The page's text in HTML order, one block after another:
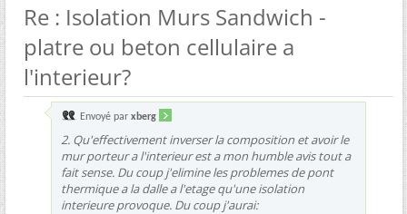
Re : Isolation Murs Sandwich -
platre ou beton cellulaire a
l'interieur?
Envoyé par xberg
2. Qu'effectivement inverser la composition et avoir le
mur porteur a l'interieur est a mon humble avis tout a
fait sense. Du coup j'elimine les problemes de pont
thermique a la dalle a l'etage qu'une isolation
interieure provoque. Du coup j'aurai: